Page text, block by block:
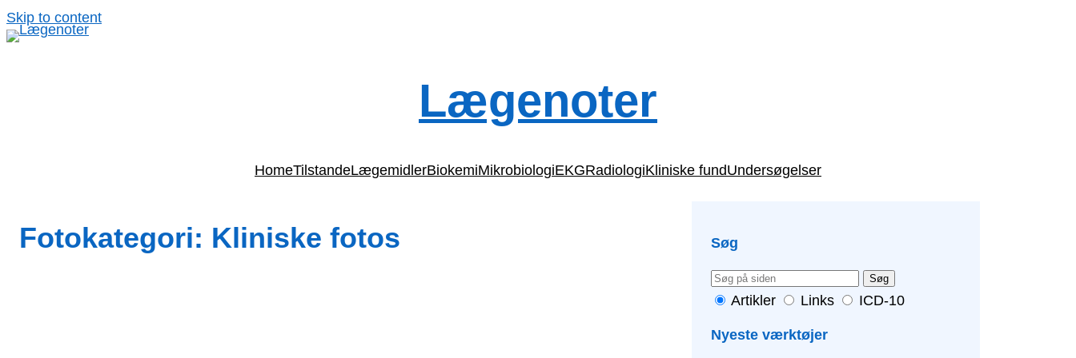
Skip to contentSpring
Lægenoter
HomeTilstandeLægemidlerBiokemiMikrobiologiEKGRadiologiKliniske fundUndersøgelser
Fotokategori: Kliniske fotos Søg
Søg
Artikler Links ICD-10
Nyeste værktøjer